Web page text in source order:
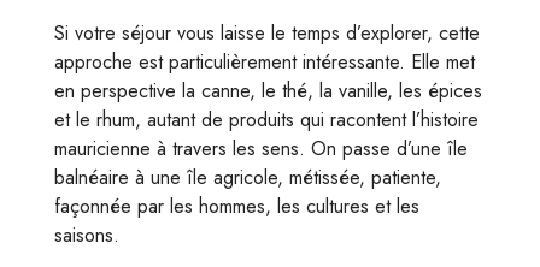
Si votre séjour vous laisse le temps d’explorer, cette
approche est particulièrement intéressante. Elle met
en perspective la canne, le thé, la vanille, les épices
et le rhum, autant de produits qui racontent l’histoire
mauricienne à travers les sens. On passe d’une île
balnéaire à une île agricole, métissée, patiente,
façonnée par les hommes, les cultures et les
saisons.